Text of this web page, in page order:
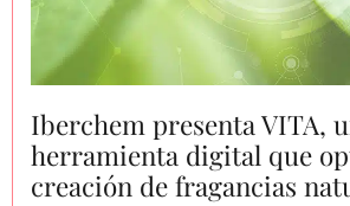
Iberchem presenta VITA,
herramienta digital que
creación de fragancias